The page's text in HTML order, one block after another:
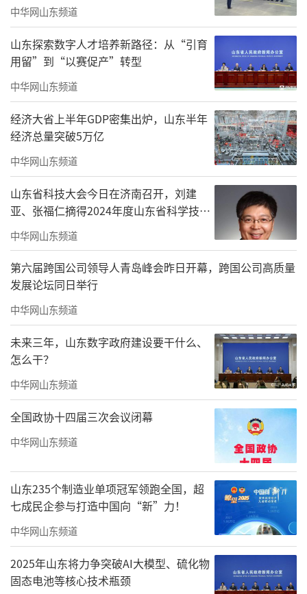
策展人
王长立
展览组织
蔡庆洪
罗丹、梁雪芹
公共教育
罗丹、蔡庆洪
展览陈列
视觉设计
媒体支持
020艺术观察
见山见佛明性明心
“八面来风”不仅是一个地理方位的指
中华网山东频道
山东探索数字人才培养新路径：从“引育
用留”到“以赛促产”转型
中华网山东频道
经济大省上半年GDP密集出炉，山东半年
经济总量突破5万亿
中华网山东频道
山东省科技大会今日在济南召开，刘建
亚、张福仁摘得2024年度山东省科学技术
奖最高奖！
中华网山东频道
第六届跨国公司领导人青岛峰会昨日开幕，跨国公司高质量
发展论坛同日举行
中华网山东频道
未来三年，山东数字政府建设要干什么、
怎么干？
中华网山东频道
全国政协十四届三次会议闭幕
中华网山东频道
山东235个制造业单项冠军领跑全国，超
七成民企参与打造中国向“新”力！
中华网山东频道
2025年山东将力争突破AI大模型、硫化物
固态电池等核心技术瓶颈